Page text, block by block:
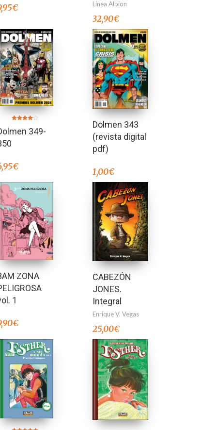
€ Línea Albion
32,90€
en
4.00
349-
€
Dolmen 343
(revista digital
pdf)
1,00€
ZONA
1
€
CABEZÓN
JONES.
Integral
Enrique V. Vegas
25,00€